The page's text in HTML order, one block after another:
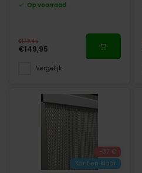
Op voorraad
€179,45
€149,95
Vergelijk
-37 €
Kant en klaar